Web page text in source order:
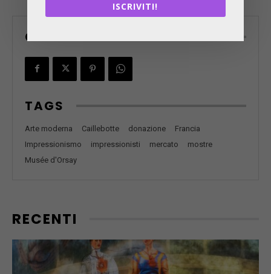
CONDIVIDI
TAGS
Arte moderna Caillebotte donazione
Francia
Impressionismo
impressionisti mercato
mostre
Musée d'Orsay
RECENTI
ISCRIVITI!